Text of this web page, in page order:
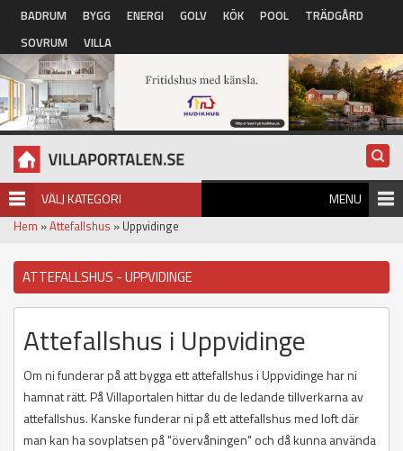
Hoppa till huvudinnehåll
BADRUM BYGG ENERGI GOLV KÖK POOL
TRÄDGÅRD
SOVRUM
VILLA
VÄLJ KATEGORI MENU
Hem »Attefallshus » Uppvidinge
ATTEFALLSHUS - UPPVIDINGE
Attefallshus i Uppvidinge
Om ni funderar på att bygga ett attefallshus i Uppvidinge har ni
hamnat rätt. På Villaportalen hittar du de ledande tillverkarna av
attefallshus. Kanske funderar ni på ett attefallshus med loft där
man kan ha sovplatsen på "övervåningen" och då kunna använda